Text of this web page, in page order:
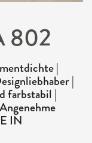
802
|
|
farbstabil |
IN